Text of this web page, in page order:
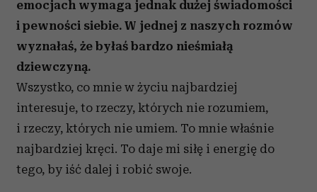
emocjach wymaga jednak dużej świadomości
i pewności siebie. W jednej z naszych rozmów
wyznałaś, że byłaś bardzo nieśmiałą
dziewczyną.
Wszystko, co mnie w życiu najbardziej
interesuje, to rzeczy, których nie rozumiem,
i rzeczy, których nie umiem. To mnie właśnie
najbardziej kręci. To daje mi siłę i energię do
tego, by iść dalej i robić swoje.